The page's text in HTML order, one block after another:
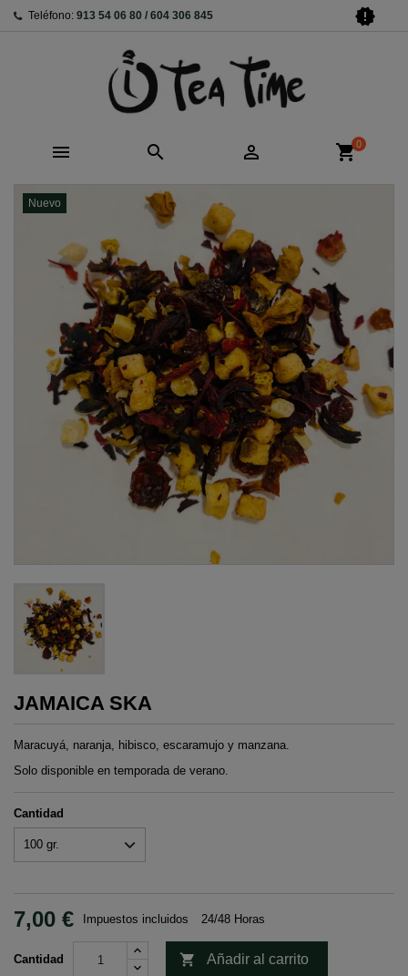
Teléfono: 913 54 06 80 / 604 306 845 new_releases
   shopping_cart0
Nuevo
JAMAICA SKA
Maracuyá, naranja, hibisco, escaramujo y manzana.
Solo disponible en temporada de verano.
Cantidad
7,00 € Impuestos incluidos 24/48 Horas
Cantidad  Añadir al carrito